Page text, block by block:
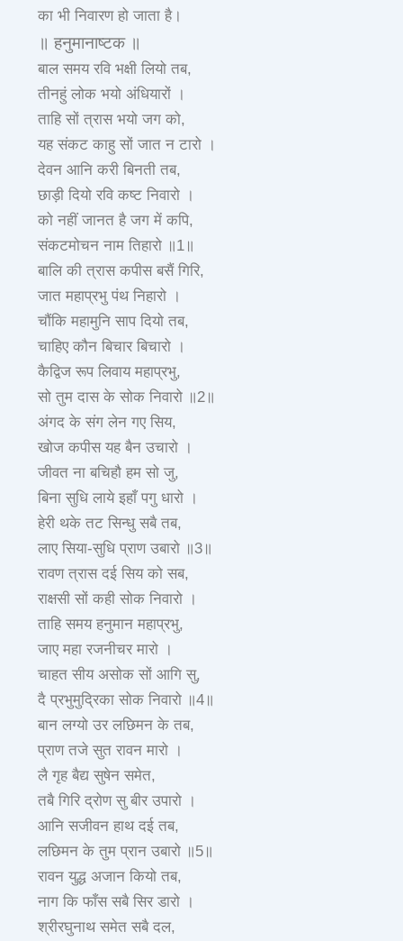
का भी निवारण हो जाता है।
॥ हनुमानाष्टक ॥
बाल समय रवि भक्षी लियो तब,
तीनहुं लोक भयो अंधियारों ।
ताहि सों त्रास भयो जग को,
यह संकट काहु सों जात न टारो ।
देवन आनि करी बिनती तब,
छाड़ी दियो रवि कष्ट निवारो ।
को नहीं जानत है जग में कपि,
संकटमोचन नाम तिहारो ॥1॥
बालि की त्रास कपीस बसैं गिरि,
जात महाप्रभु पंथ निहारो ।
चौंकि महामुनि साप दियो तब,
चाहिए कौन बिचार बिचारो ।
कैद्विज रूप लिवाय महाप्रभु,
सो तुम दास के सोक निवारो ॥2॥
अंगद के संग लेन गए सिय,
खोज कपीस यह बैन उचारो ।
जीवत ना बचिहौ हम सो जु,
बिना सुधि लाये इहाँ पगु धारो ।
हेरी थके तट सिन्धु सबै तब,
लाए सिया-सुधि प्राण उबारो ॥3॥
रावण त्रास दई सिय को सब,
राक्षसी सों कही सोक निवारो ।
ताहि समय हनुमान महाप्रभु,
जाए महा रजनीचर मारो ।
चाहत सीय असोक सों आगि सु,
दै प्रभुमुद्रिका सोक निवारो ॥4॥
बान लग्यो उर लछिमन के तब,
प्राण तजे सुत रावन मारो ।
लै गृह बैद्य सुषेन समेत,
तबै गिरि द्रोण सु बीर उपारो ।
आनि सजीवन हाथ दई तब,
लछिमन के तुम प्रान उबारो ॥5॥
रावन युद्ध अजान कियो तब,
नाग कि फाँस सबै सिर डारो ।
श्रीरघुनाथ समेत सबै दल,